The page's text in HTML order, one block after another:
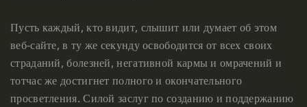
Пусть каждый, кто видит, слышит или думает об этом
веб-сайте, в ту же секунду освободится от всех своих
страданий, болезней, негативной кармы и омрачений и
тотчас же достигнет полного и окончательного
просветления. Силой заслуг по созданию и поддержанию